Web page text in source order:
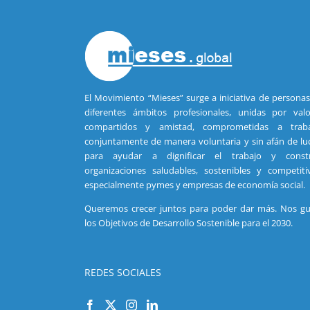
El Movimiento “Mieses” surge a iniciativa de
diferentes ámbitos profesionales, unidas por
compartidos y amistad, comprometidas a
conjuntamente de manera voluntaria y sin afán de
para ayudar a dignificar el trabajo y
organizaciones saludables, sostenibles y
especialmente pymes y empresas de economía social.
Queremos crecer juntos para poder dar más. Nos
los Objetivos de Desarrollo Sostenible para el 2030.
REDES SOCIALES